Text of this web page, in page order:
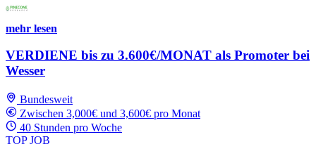
mehr lesen
VERDIENE bis zu 3.600€/MONAT als Promoter bei
Wesser
Bundesweit
Zwischen 3,000€ und 3,600€ pro Monat
40 Stunden pro Woche
TOP JOB